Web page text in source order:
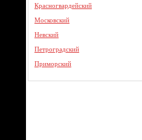
Красногвардейский
Московский
Невский
Петроградский
Приморский